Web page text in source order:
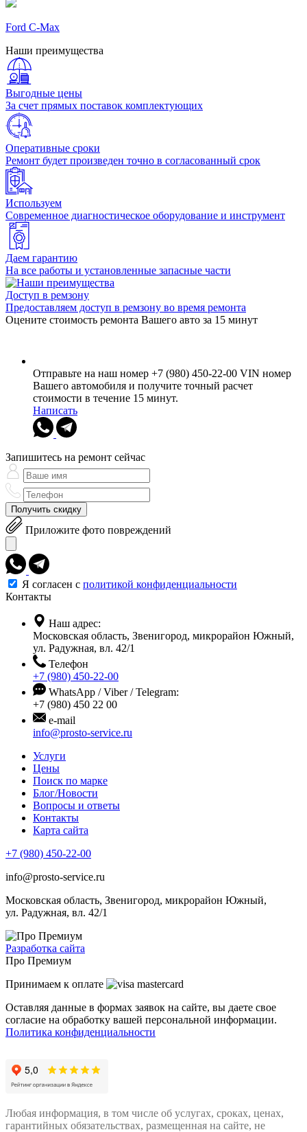
Ford C-Max
Наши преимущества
Выгодные цены
За счет прямых поставок комплектующих
Оперативные сроки
Ремонт будет произведен точно в согласованный срок
Используем
Современное диагностическое оборудование и инструмент
Даем гарантию
На все работы и установленные запасные части
Доступ в ремзону
Предоставляем доступ в ремзону во время ремонта
Оцените стоимость ремонта Вашего авто за 15 минут
Отправьте на наш номер +7 (980) 450-22-00 VIN номер
Вашего автомобиля и получите точный расчет
стоимости в течение 15 минут.
Написать
Запишитесь на ремонт сейчас
Получить скидку
Приложите фото повреждений
Я согласен с политикой конфиденциальности
Контакты
Наш адрес:
Московская область, Звенигород, микрорайон Южный,
ул. Радужная, вл. 42/1
Телефон
+7 (980) 450-22-00
WhatsApp / Viber / Telegram:
+7 (980) 450 22 00
e-mail
info@prosto-service.ru
Услуги
Цены
Поиск по марке
Блог/Новости
Вопросы и ответы
Контакты
Карта сайта
+7 (980) 450-22-00
info@prosto-service.ru
Московская область, Звенигород, микрорайон Южный,
ул. Радужная, вл. 42/1
Разработка сайта
Про Премиум
Принимаем к оплате
Оставляя данные в формах заявок на сайте, вы даете свое
согласие на обработку вашей персональной информации.
Политика конфиденциальности
Любая информация, в том числе об услугах, сроках, ценах,
гарантийных обязательствах, размещенная на сайте, не